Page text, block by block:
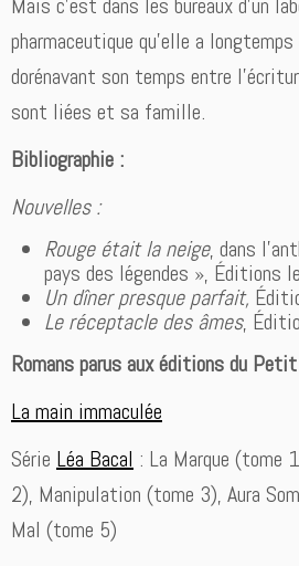
pharmaceutique qu’elle a
dorénavant son temps entre
sont liées et sa famille.
Bibliographie :
Nouvelles :
Rouge était la neige, dans
pays des légendes », Éditions
Un dîner presque parfait,
Le réceptacle des âmes,
Romans parus aux éditions du Petit
La main immaculée
Série Léa Bacal : La Marque (tome
2), Manipulation (tome 3), Aura
Mal (tome 5)